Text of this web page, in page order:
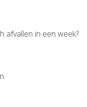
afvallen in een week?